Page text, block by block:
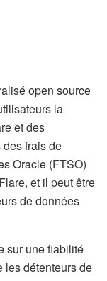
open source
la
et des
frais de
Oracle (FTSO)
et il peut être
de données
sur une fiabilité
les détenteurs de